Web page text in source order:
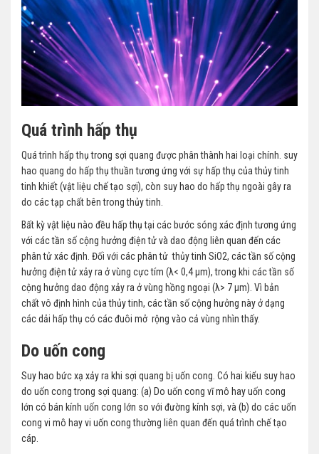
Quá trình hấp thụ
Quá trình hấp thụ trong sợi quang được phân thành hai loại chính. suy
hao quang do hấp thụ thuần tương ứng với sự hấp thụ của thủy tinh
tinh khiết (vật liệu chế tạo sợi), còn suy hao do hấp thụ ngoài gây ra
do các tạp chất bên trong thủy tinh.
Bất kỳ vật liệu nào đều hấp thụ tại các bước sóng xác định tương ứng
với các tần số cộng hưởng điện tử và dao động liên quan đến các
phân tử xác định. Đối với các phân tử thủy tinh SiO2, các tần số cộng
hưởng điện tử xảy ra ở vùng cực tím (λ< 0,4 µm), trong khi các tần số
cộng hưởng dao động xảy ra ở vùng hồng ngoại (λ> 7 µm). Vì bản
chất vô định hình của thủy tinh, các tần số cộng hưởng này ở dạng
các dải hấp thụ có các đuôi mở rộng vào cả vùng nhìn thấy.
Do uốn cong
Suy hao bức xạ xảy ra khi sợi quang bị uốn cong. Có hai kiểu suy hao
do uốn cong trong sợi quang: (a) Do uốn cong vĩ mô hay uốn cong
lớn có bán kính uốn cong lớn so với đường kính sợi, và (b) do các uốn
cong vi mô hay vi uốn cong thường liên quan đến quá trình chế tạo
cáp.